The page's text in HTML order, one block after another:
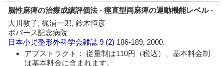
脳性麻痺の治療成績評価法 - 痙直型両麻痺の運動機能レベル -
大川敦子, 梶浦一郎, 鈴木恒彦
ボバース記念病院
日本小児整形外科学会雑誌 9 (2) 186-189, 2000.
アブストラクト： 従量制は110円（税込）、基本料金制
は基本料金に含まれます。